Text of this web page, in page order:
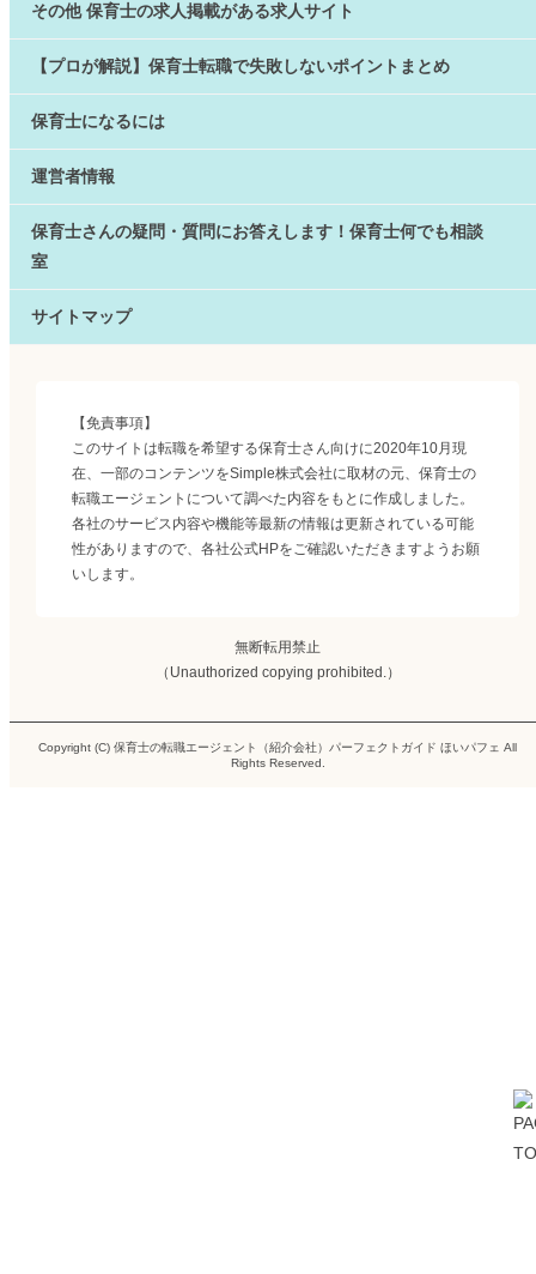
その他 保育士の求人掲載がある求人サイト
【プロが解説】保育士転職で失敗しないポイントまとめ
保育士になるには
運営者情報
保育士さんの疑問・質問にお答えします！保育士何でも相談
室
サイトマップ
【免責事項】
このサイトは転職を希望する保育士さん向けに2020年10月現
在、一部のコンテンツをSimple株式会社に取材の元、保育士の
転職エージェントについて調べた内容をもとに作成しました。
各社のサービス内容や機能等最新の情報は更新されている可能
性がありますので、各社公式HPをご確認いただきますようお願
いします。
無断転用禁止
（Unauthorized copying prohibited.）
Copyright (C) 保育士の転職エージェント（紹介会社）パーフェクトガイド ほいパフェ All
Rights Reserved.